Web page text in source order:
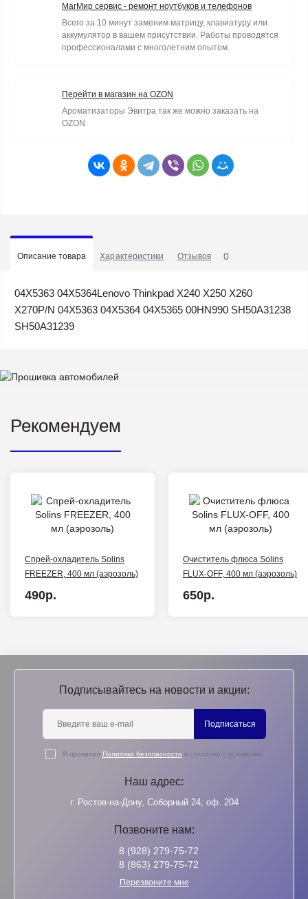
МагМир сервис - ремонт ноутбуков и телефонов
Всего за 10 минут заменим матрицу, клавиатуру или
аккумулятор в вашем присутствии. Работы проводятся
профессионалами с многолетним опытом.
Перейти в магазин на OZON
Ароматизаторы Эвитра так же можно заказать на
OZON
Описание товара Характеристики Отзывов 0
04X5363 04X5364Lenovo Thinkpad X240 X250 X260
X270P/N 04X5363 04X5364 04X5365 00HN990 SH50A31238
SH50A31239
Рекомендуем
Спрей-охладитель Solins
FREEZER, 400 мл (аэрозоль)
490р.
Очиститель флюса Solins
FLUX-OFF, 400 мл (аэрозоль)
650р.
Подписывайтесь на новости и акции:
Подписаться
Я прочитал Политика безопасности и согласен с условиями
Наш адрес:
г. Ростов-на-Дону, Соборный 24, оф. 204
Позвоните нам:
8 (928) 279-75-72
8 (863) 279-75-72
Перезвоните мне